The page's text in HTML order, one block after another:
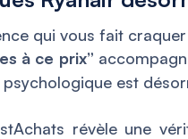
qui vous fait craquer
à ce prix”
est
révèle une